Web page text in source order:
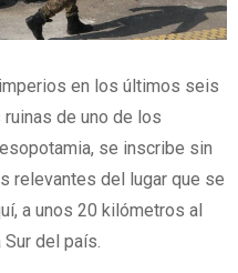
en los últimos seis
de uno de los
se inscribe sin
relevantes del lugar que se
a unos 20 kilómetros al
del país.